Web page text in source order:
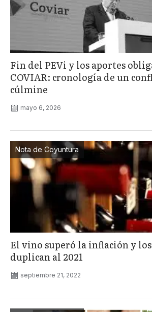
Fin del PEVi y los aportes
COVIAR: cronología de un
cúlmine
mayo 6, 2026
Nota de Coyuntura
El vino superó la inflación y
duplican al 2021
septiembre 21, 2022